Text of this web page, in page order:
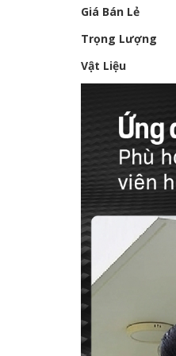
Giá Bán Lẻ
Trọng Lượng
Vật Liệu